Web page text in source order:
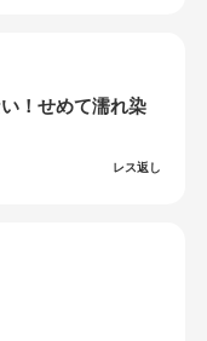
！せめて濡れ染
レス返し